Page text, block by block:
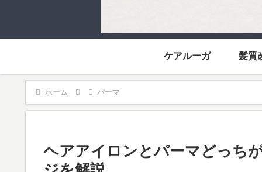
ケアルーガ 髪質
ホーム パーマ
ヘアアイロンとパーマどっち